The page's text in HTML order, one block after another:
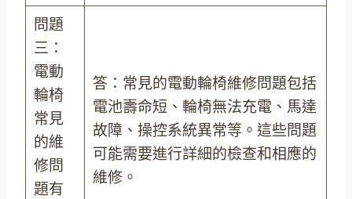
問題
三：
電動
輪椅
常見
的維
修問
題有
答：常見的電動輪椅維修問題包括
電池壽命短、輪椅無法充電、馬達
故障、操控系統異常等。這些問題
可能需要進行詳細的檢查和相應的
維修。